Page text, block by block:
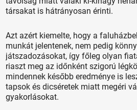
társakat is hátrányosan érinti.
Azt azért kiemelte, hogy a
munkát jelentenek, nem pedig
játszadozásokat, így főleg olyan
riaszt meg az időnként szigorú
mindennek később eredménye is
tapsok és dicséretek miatt megéri
gyakorlásokat.